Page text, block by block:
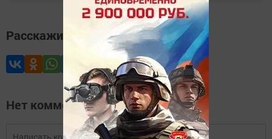
Расскажите друзьям
Нет комментариев